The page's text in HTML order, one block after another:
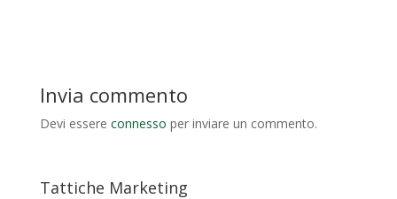
Invia commento
Devi essere connesso per inviare un commento.
Tattiche Marketing